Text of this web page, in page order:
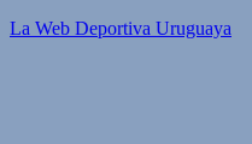
La Web Deportiva Uruguaya